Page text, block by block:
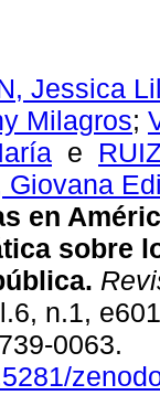
Jessica
Milagros;
e
Giovana
en
sobre
n.1,
0063.